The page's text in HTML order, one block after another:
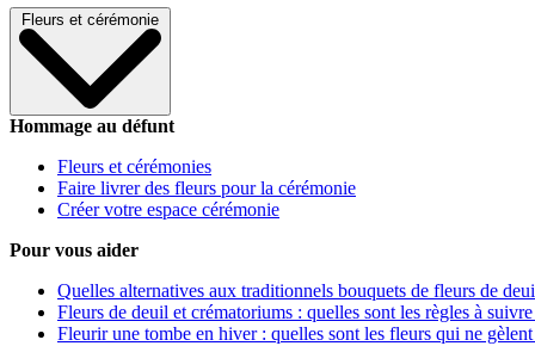
Fleurs et cérémonie
Hommage au défunt
Fleurs et cérémonies
Faire livrer des fleurs pour la cérémonie
Créer votre espace cérémonie
Pour vous aider
Quelles alternatives aux traditionnels bouquets de fleurs de
Fleurs de deuil et crématoriums : quelles sont les règles à
Fleurir une tombe en hiver : quelles sont les fleurs qui ne gèlent